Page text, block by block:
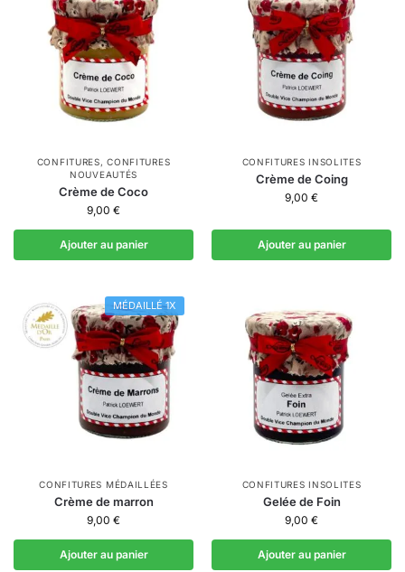
CONFITURES,CONFITURES
NOUVEAUTÉS
Crème de Coco
9,00 €
Ajouter au panier
CONFITURES INSOLITES
Crème de Coing
9,00 €
Ajouter au panier
MÉDAILLÉ 1X
CONFITURES MÉDAILLÉES
Crème de marron
9,00 €
Ajouter au panier
CONFITURES INSOLITES
Gelée de Foin
9,00 €
Ajouter au panier